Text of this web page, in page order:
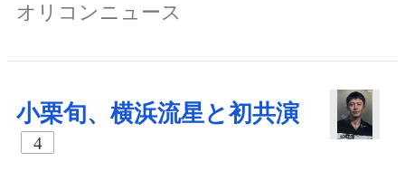
オリコンニュース
小栗旬、横浜流星と初共演
4